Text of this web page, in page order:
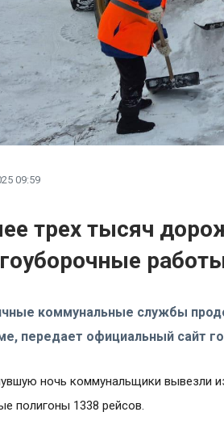
09:59
трех тысяч
коммунальные службы
передает официальный сайт
ночь коммунальщики вывезли
полигоны 1338 рейсов.